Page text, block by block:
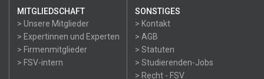
MITGLIEDSCHAFT
> Unsere Mitglieder
> Expertinnen und Experten
> Firmenmitglieder
> FSV-intern
SONSTIGES
> Kontakt
> AGB
> Statuten
> Studierenden-Jobs
> Recht - FSV